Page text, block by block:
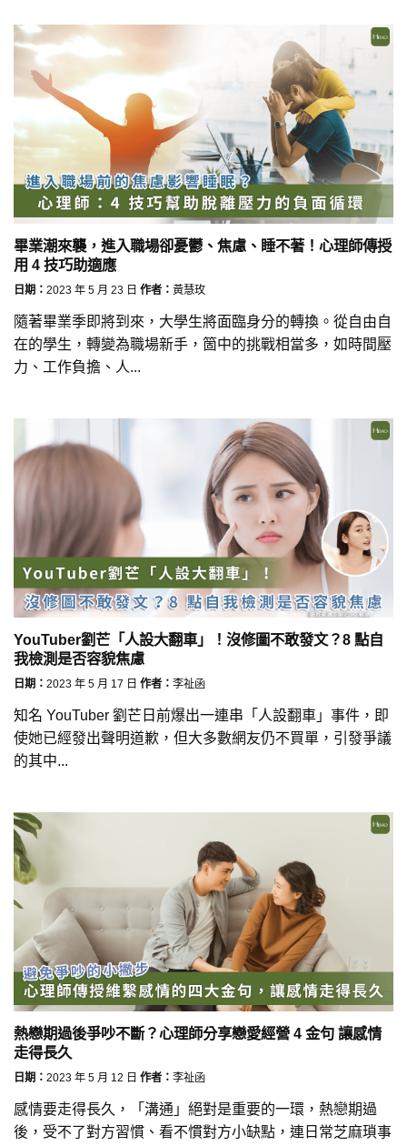
畢業潮來襲，進入職場卻憂鬱、焦慮、睡不著！心理師傳授
用 4 技巧助適應
日期： 2023 年 5 月 23 日 作者： 黃慧玫
隨著畢業季即將到來，大學生將面臨身分的轉換。從自由自
在的學生，轉變為職場新手，箇中的挑戰相當多，如時間壓
力、工作負擔、人...
YouTuber劉芒「人設大翻車」！沒修圖不敢發文？8 點自
我檢測是否容貌焦慮
日期： 2023 年 5 月 17 日 作者： 李祉函
知名 YouTuber 劉芒日前爆出一連串「人設翻車」事件，即
使她已經發出聲明道歉，但大多數網友仍不買單，引發爭議
的其中...
熱戀期過後爭吵不斷？心理師分享戀愛經營 4 金句 讓感情
走得長久
日期： 2023 年 5 月 12 日 作者： 李祉函
感情要走得長久，「溝通」絕對是重要的一環，熱戀期過
後，受不了對方習慣、看不慣對方小缺點，連日常芝麻瑣事